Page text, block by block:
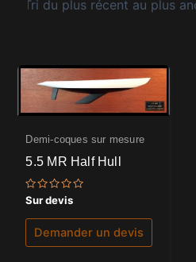
Demi-coques sur mesure
5.5 MR Half Hull
Note
0
sur
Sur devis
Demander un devis